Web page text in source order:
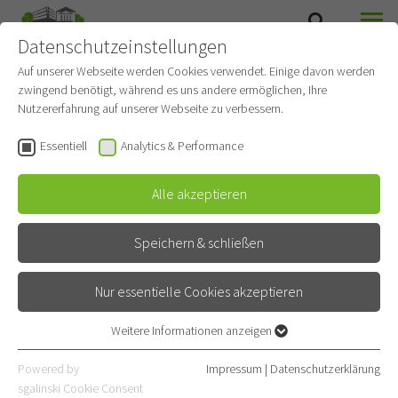
Station 2 -
Pneumologische
Intensivstation
Gehört zuPneumologie und Beatmungsmedizin
69126 Heidelberg
Datenschutzeinstellungen
Auf unserer Webseite werden Cookies verwendet. Einige davon werden
zwingend benötigt, während es uns andere ermöglichen, Ihre
Nutzererfahrung auf unserer Webseite zu verbessern.
Essentiell Analytics & Performance
Alle akzeptieren
Speichern & schließen
Nur essentielle Cookies akzeptieren
Essentielle Cookies werden für grundlegende Funktionen der
Webseite benötigt. Dadurch ist gewährleistet, dass die Webseite
Weitere Informationen anzeigen
Powered by
sgalinski Cookie Consent
Impressum | Datenschutzerklärung